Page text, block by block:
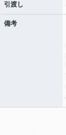
引渡し
備考